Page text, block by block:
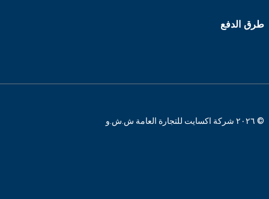
طرق الدفع
© ٢٠٢٦ شركة اكسايت للتجارة العامة ش.ش.و